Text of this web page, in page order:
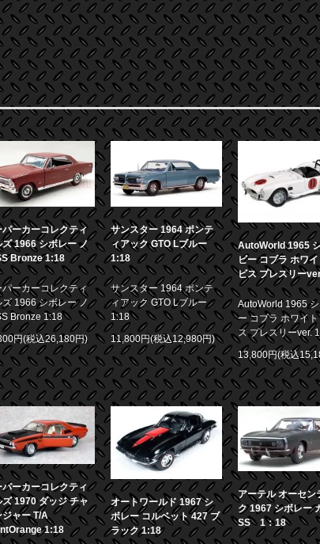
パーカーコレクティ
ズ 1966 シボレー ノ
Bronze 1:18
パーカーコレクティ
ズ 1966 シボレー ノ
Bronze 1:18
円(税込26,180円)
サンスター 1964 ポンテ
ィアック GTO Lブルー
1:18
サンスター 1964 ポンテ
ィアック GTO Lブルー
1:18
11,800円(税込12,980円)
AutoWorld 1965
ビー コブラ ホワ
ビス プレスリー
AutoWorld 1965
ー コブラ ホワイ
ス プレスリーver.
13,800円(税込
パーカーコレクティ
ズ 1970 ダッジ チャ
ジャー T/A
1:18
オートワールド 1967 シ
ボレー コルベット 427 ブ
ラック 1:18
アーテル オーセン
ク 1967 シボレー
SS 1：18